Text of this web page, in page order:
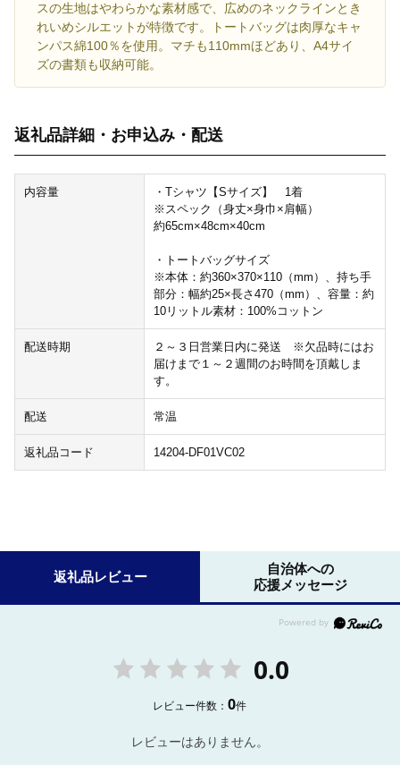
スの生地はやわらかな素材感で、広めのネックラインとき
れいめシルエットが特徴です。トートバッグは肉厚なキャ
ンパス綿100％を使用。マチも110mmほどあり、A4サイ
ズの書類も収納可能。
返礼品詳細・お申込み・配送
内容量
・Tシャツ【Sサイズ】 1着
※スペック（身丈×身巾×肩幅）
約65cm×48cm×40cm
・トートバッグサイズ
※本体：約360×370×110（mm）、持ち手
部分：幅約25×長さ470（mm）、容量：約
10リットル素材：100%コットン
配送時期
２～３日営業日内に発送 ※欠品時にはお
届けまで１～２週間のお時間を頂戴しま
す。
配送 常温
返礼品コード 14204-DF01VC02
返礼品レビュー
自治体への
応援メッセージ
0.0
レビュー件数：0件
レビューはありません。